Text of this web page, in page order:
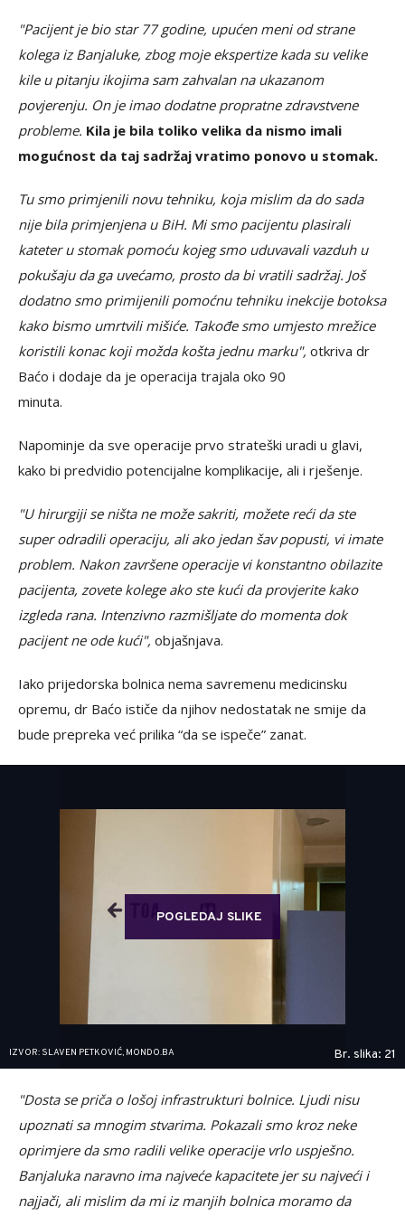
"Pacijent je bio star 77 godine, upućen meni od strane
kolega iz Banjaluke, zbog moje ekspertize kada su velike
kile u pitanju ikojima sam zahvalan na ukazanom
povjerenju. On je imao dodatne propratne zdravstvene
probleme. Kila je bila toliko velika da nismo imali
mogućnost da taj sadržaj vratimo ponovo u stomak.
Tu smo primjenili novu tehniku, koja mislim da do sada
nije bila primjenjena u BiH. Mi smo pacijentu plasirali
kateter u stomak pomoću kojegsmo uduvavali vazduh u
pokušaju da ga uvećamo, prosto da bi vratili sadržaj. Još
dodatno smo primijenili pomoćnu tehniku inekcije botoksa
kako bismo umrtvili mišiće. Takođe smo umjesto mrežice
koristili konac koji možda košta jednu marku", otkriva dr
Baćo i dodaje da je operacija trajala oko 90
minuta.
Napominje da sve operacije prvo strateški uradi u glavi,
kako bi predvidio potencijalne komplikacije, ali i rješenje.
"U hirurgiji se ništa ne može sakriti, možete reći da ste
super odradili operaciju, ali ako jedan šav popusti, vi imate
problem. Nakon završene operacije vi konstantno obilazite
pacijenta, zovete kolege ako ste kući da provjerite kako
izgleda rana. Intenzivno razmišljate do momenta dok
pacijent ne ode kući", objašnjava.
Iako prijedorska bolnica nema savremenu medicinsku
opremu, dr Baćo ističe da njihov nedostatak ne smije da
bude prepreka već prilika “da se ispeče” zanat.
POGLEDAJ SLIKE
IZVOR: SLAVEN PETKOVIĆ, MONDO.BA Br. slika: 21
"Dosta se priča o lošoj infrastrukturi bolnice. Ljudi nisu
upoznati sa mnogim stvarima. Pokazali smo kroz neke
oprimjere da smo radili velike operacije vrlo uspješno.
Banjaluka naravno ima najveće kapacitete jer su najveći i
najjači, ali mislim da mi iz manjih bolnica moramo da